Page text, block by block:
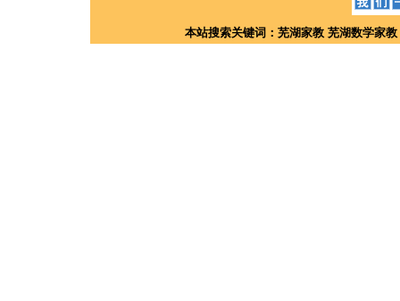
本站搜索关键词： 芜湖家教 芜湖数学家教